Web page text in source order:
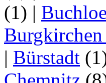
(1) | Buchloe
| Bürstadt